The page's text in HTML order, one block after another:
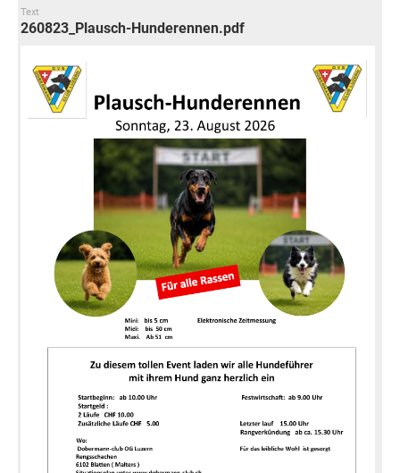
Text
260823_Plausch-Hunderennen.pdf